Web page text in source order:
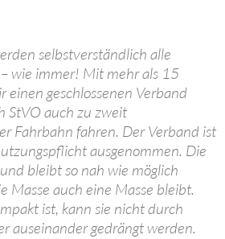
selbstverständlich alle
wie immer! Mit mehr als 15
einen geschlossenen Verband
StVO auch zu zweit
Fahrbahn fahren. Der Verband ist
ausgenommen. Die
bleibt so nah wie möglich
Masse auch eine Masse bleibt.
ist, kann sie nicht durch
auseinander gedrängt werden.